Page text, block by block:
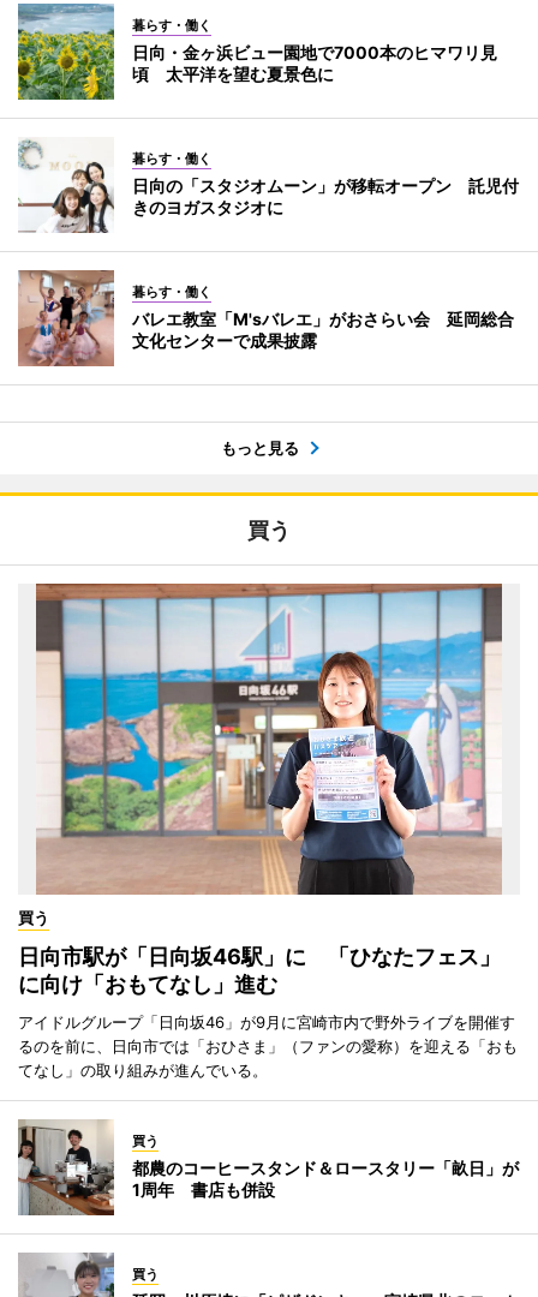
暮らす・働く
日向・金ヶ浜ビュー園地で7000本のヒマワリ見
頃 太平洋を望む夏景色に
暮らす・働く
日向の「スタジオムーン」が移転オープン 託児付
きのヨガスタジオに
暮らす・働く
バレエ教室「M'sバレエ」がおさらい会 延岡総合
文化センターで成果披露
もっと見る
買う
買う
日向市駅が「日向坂46駅」に 「ひなたフェス」
に向け「おもてなし」進む
アイドルグループ「日向坂46」が9月に宮崎市内で野外ライブを開催す
るのを前に、日向市では「おひさま」（ファンの愛称）を迎える「おも
てなし」の取り組みが進んでいる。
買う
都農のコーヒースタンド＆ロースタリー「畝日」が
1周年 書店も併設
買う